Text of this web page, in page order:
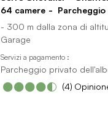
64 camere
Servizi a pagamento :
Parcheggio privato
- 300 m dalla zona di
Garage
(4)